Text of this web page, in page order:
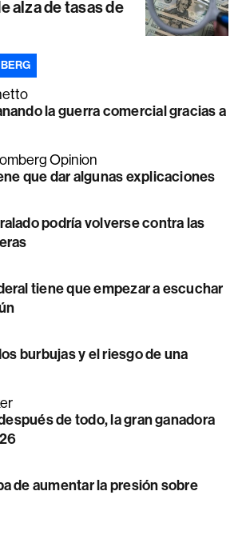
alza de tasas de
la guerra comercial gracias a
Opinion
que dar algunas explicaciones
podría volverse contra las
tiene que empezar a escuchar
burbujas y el riesgo de una
de todo, la gran ganadora
de aumentar la presión sobre